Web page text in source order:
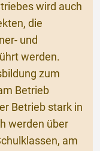
wird auch
die
und
werden.
zum
Betrieb
Betrieb stark in
werden über
am